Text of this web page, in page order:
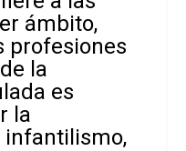
ámbito,
profesiones
la
es
la
infantilismo,